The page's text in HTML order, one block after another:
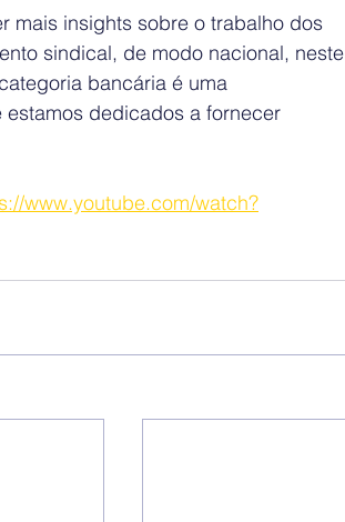
mais insights sobre o trabalho dos
sindical, de modo nacional, neste
bancária é uma
dedicados a fornecer
www.youtube.com/watch?